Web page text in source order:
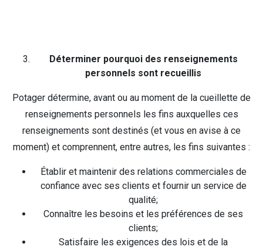
Déterminer pourquoi des renseignements
personnels sont recueillis
Potager détermine, avant ou au moment de la cueillette de
renseignements personnels les fins auxquelles ces
renseignements sont destinés (et vous en avise à ce
moment) et comprennent, entre autres, les fins suivantes :
Établir et maintenir des relations commerciales de
confiance avec ses clients et fournir un service de
qualité;
Connaître les besoins et les préférences de ses
clients;
Satisfaire les exigences des lois et de la